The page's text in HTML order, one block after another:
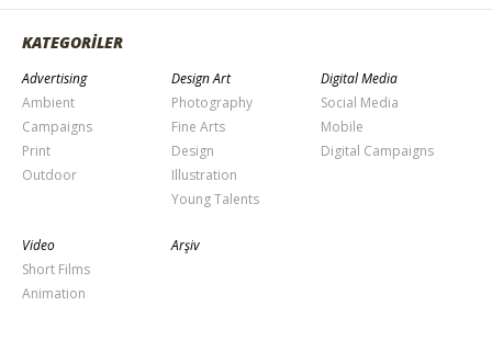
KATEGORİLER
Advertising
Ambient
Campaigns
Print
Outdoor
Design Art
Photography
Fine Arts
Design
Illustration
Young Talents
Digital Media
Social Media
Mobile
Digital Campaigns
Video
Short Films
Animation
Arşiv